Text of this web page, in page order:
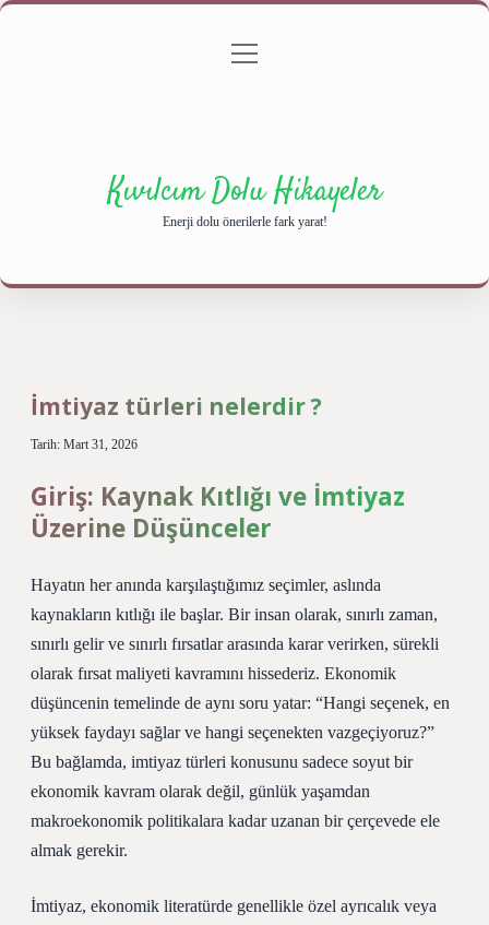
Gizlilik Politikası
menüyü
Kıvılcım Dolu Hikayeler
Enerji dolu önerilerle fark yarat!
İmtiyaz türleri nelerdir ?
Tarih: Mart 31, 2026
Giriş: Kaynak Kıtlığı ve İmtiyaz
Üzerine Düşünceler
Hayatın her anında karşılaştığımız seçimler, aslında
kaynakların kıtlığı ile başlar. Bir insan olarak, sınırlı zaman,
sınırlı gelir ve sınırlı fırsatlar arasında karar verirken, sürekli
olarak fırsat maliyeti kavramını hissederiz. Ekonomik
düşüncenin temelinde de aynı soru yatar: “Hangi seçenek, en
yüksek faydayı sağlar ve hangi seçenekten vazgeçiyoruz?”
Bu bağlamda, imtiyaz türleri konusunu sadece soyut bir
ekonomik kavram olarak değil, günlük yaşamdan
makroekonomik politikalara kadar uzanan bir çerçevede ele
almak gerekir.
İmtiyaz, ekonomik literatürde genellikle özel ayrıcalık veya